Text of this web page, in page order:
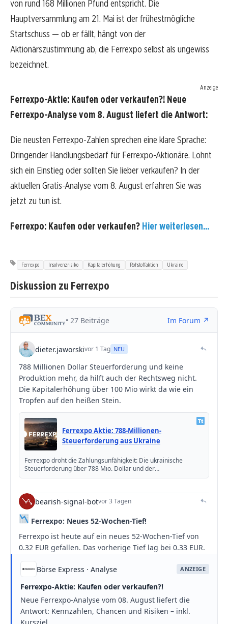
von rund 168 Millionen Pfund entspricht. Die
Hauptversammlung am 21. Mai ist der frühestmögliche
Startschuss — ob er fällt, hängt von der
Aktionärszustimmung ab, die Ferrexpo selbst als ungewiss
bezeichnet.
Anzeige
Ferrexpo-Aktie: Kaufen oder verkaufen?! Neue
Ferrexpo-Analyse vom 8. August liefert die Antwort:
Die neusten Ferrexpo-Zahlen sprechen eine klare Sprache:
Dringender Handlungsbedarf für Ferrexpo-Aktionäre. Lohnt
sich ein Einstieg oder sollten Sie lieber verkaufen? In der
aktuellen Gratis-Analyse vom 8. August erfahren Sie was
jetzt zu tun ist.
Ferrexpo: Kaufen oder verkaufen? Hier weiterlesen...
Ferrexpo Insolvenzrisiko Kapitalerhöhung Rohstoffaktien Ukraine
Diskussion zu Ferrexpo